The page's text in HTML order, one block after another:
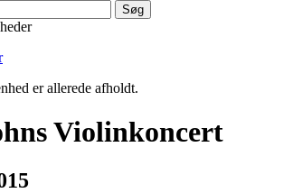
er allerede afholdt.
Violinkoncert